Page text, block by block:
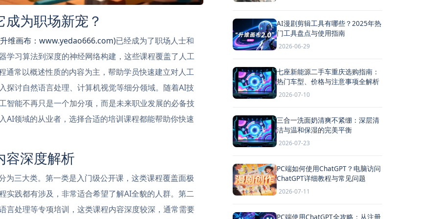
为职场新宠？
维画布：www.yedao666.com)已经成为了职场人士和
学习算法到深度的神经网络构建，这些课程覆盖了人工
通常以概述性质的内容为主，帮助学员快速建立对人工
探讨自然语言处理、计算机视觉等细分领域。随着AI技
智能不再只是一个加分项，而是未来职业发展的必备技
AI领域的从业者，选择合适的培训课程都能帮助你快速
容深度解析
为三大类。第一类是入门级公开课，这类课程覆盖面极
实践都有涉及，非常适合希望了解AI全貌的人群。第二
言处理等专项培训，这类课程内容深度较深，通常需要
AI漫剧剪辑工具有哪些？2025年热
门工具盘点与使用指南
2026-06-29
七座新能源二手车重庆选购指南：
热门车型、价格与注意事项全解析
2026-07-10
三合一洗面奶清爽不紧绷：深层清
洁与温和保湿的完美平衡
2026-07-23
PC端如何使用ChatGPT？电脑访问
ChatGPT详细教程与常见问题
2026-07-11
PC端使用ChatGPT全攻略：从注册